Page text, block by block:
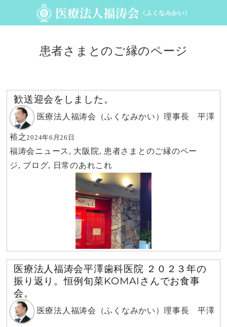
患者さまとのご縁のページ
歓送迎会をしました。
医療法人福涛会（ふくなみかい）理事長 平澤
裕之2024年6月26日
福涛会ニュース , 大阪院, 患者さまとのご縁のペー
ジ, ブログ, 日常のあれこれ
医療法人福涛会平澤歯科医院 ２０２３年の
振り返り。恒例旬菜KOMAIさんでお食事
会。
医療法人福涛会（ふくなみかい）理事長 平澤